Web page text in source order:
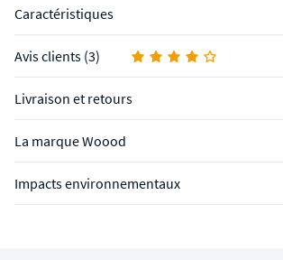
Caractéristiques
Avis clients (3)
Livraison et retours
La marque Woood
Impacts environnementaux